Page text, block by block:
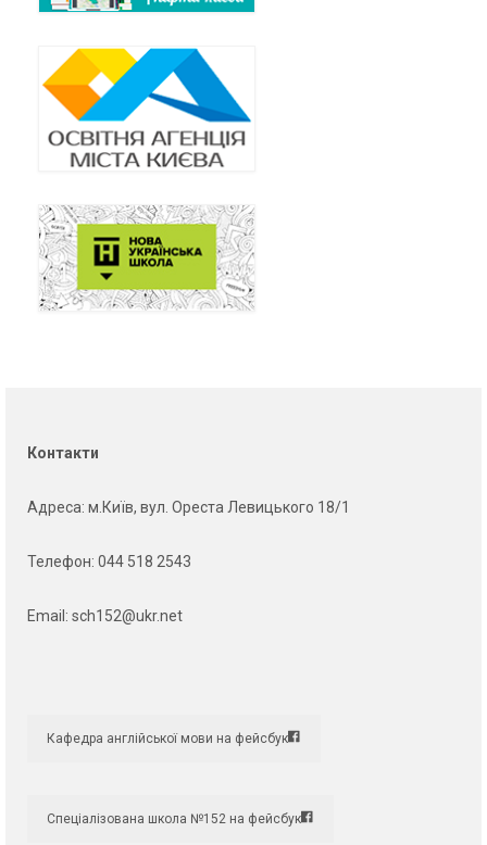
Контакти
Адреса: м.Київ, вул. Ореста Левицького 18/1
Телефон: 044 518 2543
Email: sch152@ukr.net
Кафедра англійської мови на фейсбук
Спеціалізована школа №152 на фейсбук